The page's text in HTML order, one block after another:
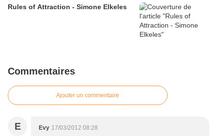
Rules of Attraction - Simone Elkeles
Commentaires
Ajouter un commentaire
E Evy 17/03/2012 08:28